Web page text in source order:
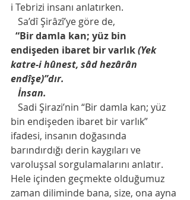
i Tebrizi insanı anlatırken.
Sa’dî Şirâzî’ye göre de,
“Bir damla kan; yüz bin
endişeden ibaret bir varlık (Yek
katre-i hûnest, sâd hezârân
endîşe)”dır.
İnsan.
Sadi Şirazi’nin “Bir damla kan; yüz
bin endişeden ibaret bir varlık”
ifadesi, insanın doğasında
barındırdığı derin kaygıları ve
varoluşsal sorgulamalarını anlatır.
Hele içinden geçmekte olduğumuz
zaman diliminde bana, size, ona ayna